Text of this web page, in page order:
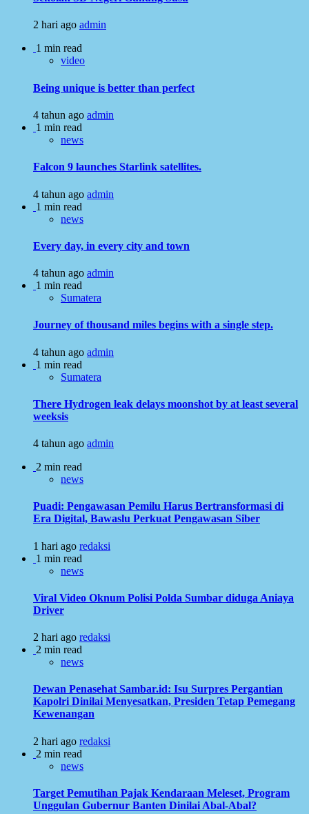
2 hari ago admin
1 min read
video
Being unique is better than perfect
4 tahun ago admin
1 min read
news
Falcon 9 launches Starlink satellites.
4 tahun ago admin
1 min read
news
Every day, in every city and town
4 tahun ago admin
1 min read
Sumatera
Journey of thousand miles begins with a single step.
4 tahun ago admin
1 min read
Sumatera
There Hydrogen leak delays moonshot by at least several
weeksis
4 tahun ago admin
2 min read
news
Puadi: Pengawasan Pemilu Harus Bertransformasi di
Era Digital, Bawaslu Perkuat Pengawasan Siber
1 hari ago redaksi
1 min read
news
Viral Video Oknum Polisi Polda Sumbar diduga Aniaya
Driver
2 hari ago redaksi
2 min read
news
Dewan Penasehat Sambar.id: Isu Surpres Pergantian
Kapolri Dinilai Menyesatkan, Presiden Tetap Pemegang
Kewenangan
2 hari ago redaksi
2 min read
news
Target Pemutihan Pajak Kendaraan Meleset, Program
Unggulan Gubernur Banten Dinilai Abal-Abal?